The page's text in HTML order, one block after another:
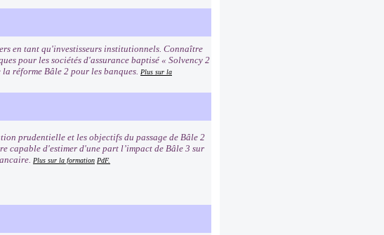
en tant qu'investisseurs institutionnels. Connaître
pour les sociétés d'assurance baptisé « Solvency 2
réforme Bâle 2 pour les banques. Plus sur la
prudentielle et les objectifs du passage de Bâle 2
capable d'estimer d'une part l’impact de Bâle 3 sur
Plus sur la formation PdF.